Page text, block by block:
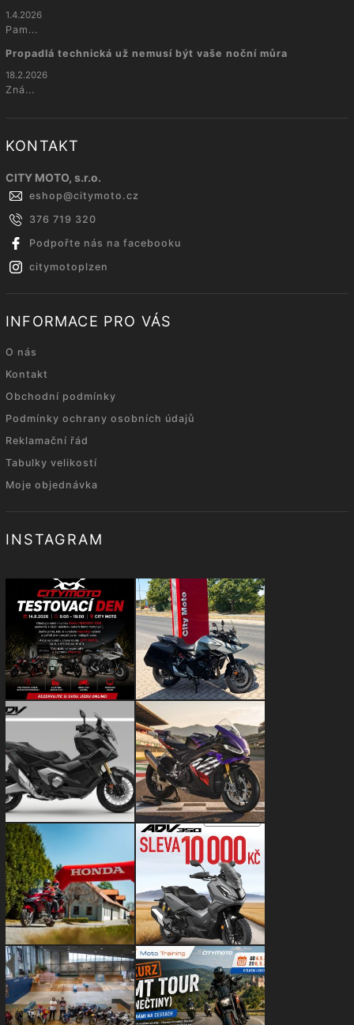
1.4.2026
Pam...
Propadlá technická už nemusí být vaše noční můra
18.2.2026
Zná...
KONTAKT
CITY MOTO, s.r.o.
eshop@citymoto.cz
376 719 320
Podpořte nás na facebooku
citymotoplzen
INFORMACE PRO VÁS
O nás
Kontakt
Obchodní podmínky
Podmínky ochrany osobních údajů
Reklamační řád
Tabulky velikostí
Moje objednávka
INSTAGRAM